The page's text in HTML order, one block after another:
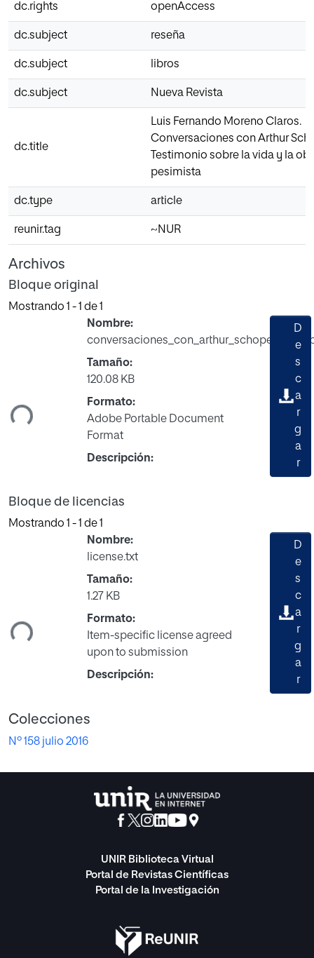
dc.rights openAccess
dc.subject reseña
dc.subject libros
dc.subject Nueva Revista
dc.title
Luis Fernando Moreno Claros.
Conversaciones con Arthur
Testimonio sobre la vida y la
pesimista
dc.type article
reunir.tag ~NUR
Archivos
Bloque original
Mostrando 1 - 1 de 1
Nombre:
Tamaño:
120.08 KB
Formato:
Adobe Portable Document
Format
Descripción:
D
e
s
c
a
r
g
a
r
Bloque de licencias
Mostrando 1 - 1 de 1
Nombre:
license.txt
Tamaño:
1.27 KB
Formato:
Item-specific license agreed
upon to submission
Descripción:
D
e
s
c
a
r
g
a
r
Colecciones
Nº 158 julio 2016
UNIR Biblioteca Virtual
Portal de Revistas Científicas
Portal de la Investigación